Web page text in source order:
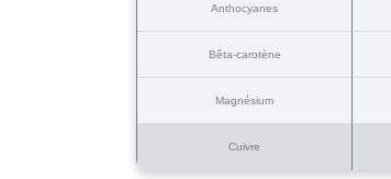
Anthocyanes
Bêta-carotène
Magnésium
Cuivre